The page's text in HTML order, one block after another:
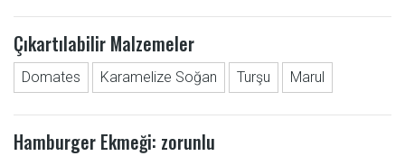
Çıkartılabilir Malzemeler
Domates Karamelize Soğan Turşu Marul
Hamburger Ekmeği: zorunlu